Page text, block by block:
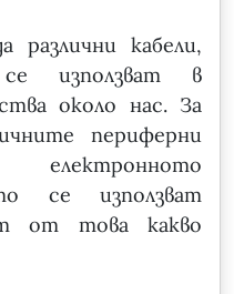
различни кабели,
използват в
около нас. За
периферни
се използват
от това какво